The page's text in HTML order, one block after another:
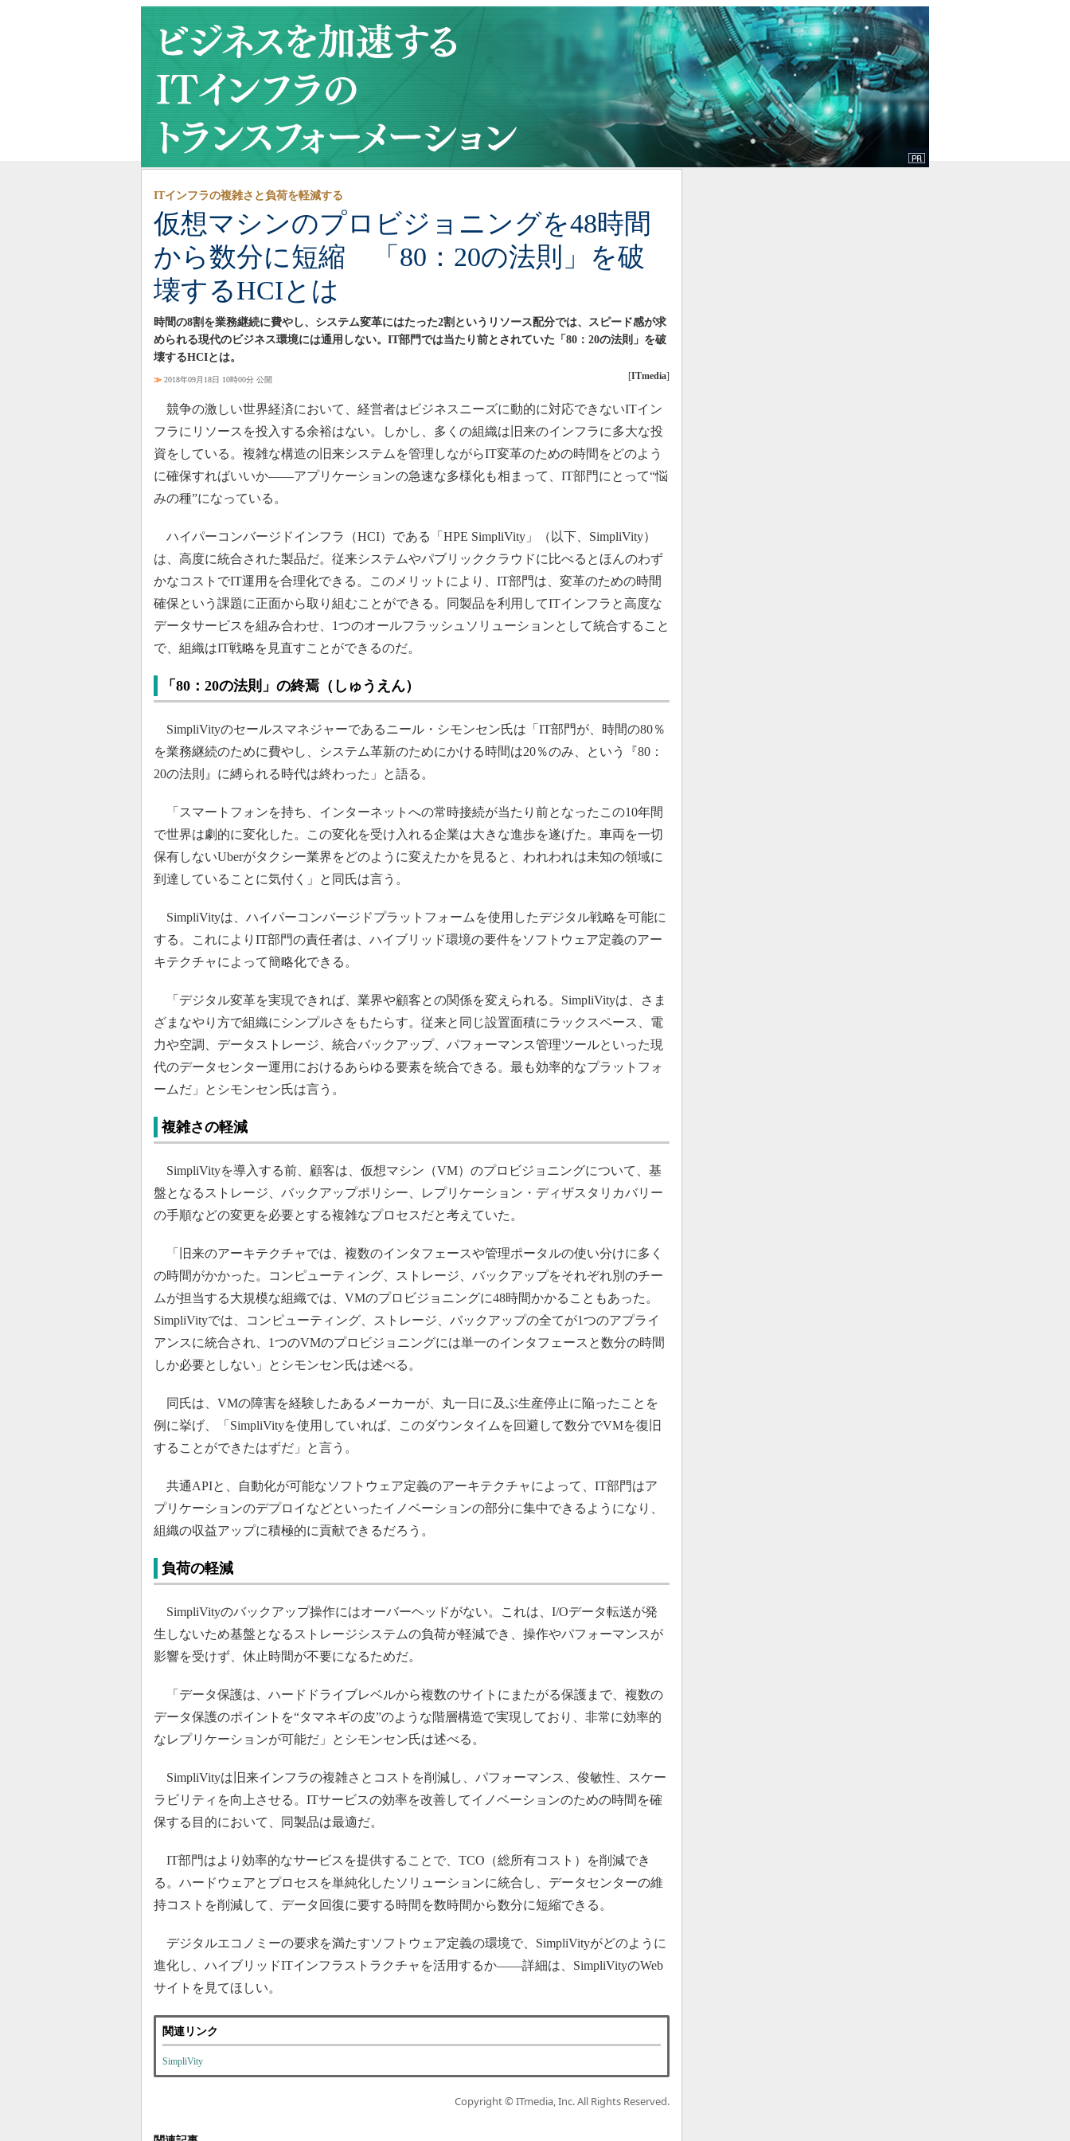
仮想マシンのプロビジョニングを48時間
から数分に短縮 「80：20の法則」を破
壊するHCIとは
ITインフラの複雑さと負荷を軽減する
時間の8割を業務継続に費やし、システム変革にはたった2割というリソース配分では、スピード感が求
められる現代のビジネス環境には通用しない。IT部門では当たり前とされていた「80：20の法則」を破
壊するHCIとは。
≫ 2018年09月18日 10時00分 公開 [ITmedia]
競争の激しい世界経済において、経営者はビジネスニーズに動的に対応できないITイン
フラにリソースを投入する余裕はない。しかし、多くの組織は旧来のインフラに多大な投
資をしている。複雑な構造の旧来システムを管理しながらIT変革のための時間をどのよう
に確保すればいいか――アプリケーションの急速な多様化も相まって、IT部門にとって“悩
みの種”になっている。
ハイパーコンバージドインフラ（HCI）である「HPE SimpliVity」（以下、SimpliVity）
は、高度に統合された製品だ。従来システムやパブリッククラウドに比べるとほんのわず
かなコストでIT運用を合理化できる。このメリットにより、IT部門は、変革のための時間
確保という課題に正面から取り組むことができる。同製品を利用してITインフラと高度な
データサービスを組み合わせ、1つのオールフラッシュソリューションとして統合すること
で、組織はIT戦略を見直すことができるのだ。
「80：20の法則」の終焉（しゅうえん）
SimpliVityのセールスマネジャーであるニール・シモンセン氏は「IT部門が、時間の80％
を業務継続のために費やし、システム革新のためにかける時間は20％のみ、という『80：
20の法則』に縛られる時代は終わった」と語る。
「スマートフォンを持ち、インターネットへの常時接続が当たり前となったこの10年間
で世界は劇的に変化した。この変化を受け入れる企業は大きな進歩を遂げた。車両を一切
保有しないUberがタクシー業界をどのように変えたかを見ると、われわれは未知の領域に
到達していることに気付く」と同氏は言う。
SimpliVityは、ハイパーコンバージドプラットフォームを使用したデジタル戦略を可能に
する。これによりIT部門の責任者は、ハイブリッド環境の要件をソフトウェア定義のアー
キテクチャによって簡略化できる。
「デジタル変革を実現できれば、業界や顧客との関係を変えられる。SimpliVityは、さま
ざまなやり方で組織にシンプルさをもたらす。従来と同じ設置面積にラックスペース、電
力や空調、データストレージ、統合バックアップ、パフォーマンス管理ツールといった現
代のデータセンター運用におけるあらゆる要素を統合できる。最も効率的なプラットフォ
ームだ」とシモンセン氏は言う。
複雑さの軽減
SimpliVityを導入する前、顧客は、仮想マシン（VM）のプロビジョニングについて、基
盤となるストレージ、バックアップポリシー、レプリケーション・ディザスタリカバリー
の手順などの変更を必要とする複雑なプロセスだと考えていた。
「旧来のアーキテクチャでは、複数のインタフェースや管理ポータルの使い分けに多く
の時間がかかった。コンピューティング、ストレージ、バックアップをそれぞれ別のチー
ムが担当する大規模な組織では、VMのプロビジョニングに48時間かかることもあった。
SimpliVityでは、コンピューティング、ストレージ、バックアップの全てが1つのアプライ
アンスに統合され、1つのVMのプロビジョニングには単一のインタフェースと数分の時間
しか必要としない」とシモンセン氏は述べる。
同氏は、VMの障害を経験したあるメーカーが、丸一日に及ぶ生産停止に陥ったことを
例に挙げ、「SimpliVityを使用していれば、このダウンタイムを回避して数分でVMを復旧
することができたはずだ」と言う。
共通APIと、自動化が可能なソフトウェア定義のアーキテクチャによって、IT部門はア
プリケーションのデプロイなどといったイノベーションの部分に集中できるようになり、
組織の収益アップに積極的に貢献できるだろう。
負荷の軽減
SimpliVityのバックアップ操作にはオーバーヘッドがない。これは、I/Oデータ転送が発
生しないため基盤となるストレージシステムの負荷が軽減でき、操作やパフォーマンスが
影響を受けず、休止時間が不要になるためだ。
「データ保護は、ハードドライブレベルから複数のサイトにまたがる保護まで、複数の
データ保護のポイントを“タマネギの皮”のような階層構造で実現しており、非常に効率的
なレプリケーションが可能だ」とシモンセン氏は述べる。
SimpliVityは旧来インフラの複雑さとコストを削減し、パフォーマンス、俊敏性、スケー
ラビリティを向上させる。ITサービスの効率を改善してイノベーションのための時間を確
保する目的において、同製品は最適だ。
IT部門はより効率的なサービスを提供することで、TCO（総所有コスト）を削減でき
る。ハードウェアとプロセスを単純化したソリューションに統合し、データセンターの維
持コストを削減して、データ回復に要する時間を数時間から数分に短縮できる。
デジタルエコノミーの要求を満たすソフトウェア定義の環境で、SimpliVityがどのように
進化し、ハイブリッドITインフラストラクチャを活用するか――詳細は、SimpliVityのWeb
サイトを見てほしい。
関連リンク
SimpliVity
Copyright © ITmedia, Inc. All Rights Reserved.